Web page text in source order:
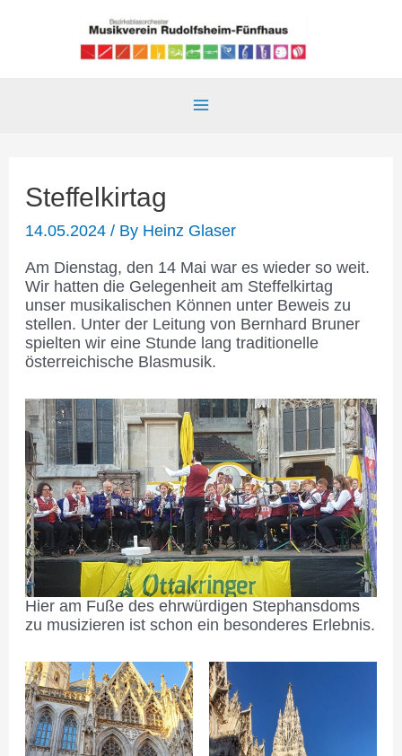
Steffelkirtag
14.05.2024/ By Heinz Glaser
Am Dienstag, den 14 Mai war es wieder so weit.
Wir hatten die Gelegenheit am Steffelkirtag
unser musikalischen Können unter Beweis zu
stellen. Unter der Leitung von Bernhard Bruner
spielten wir eine Stunde lang traditionelle
österreichische Blasmusik.
Hier am Fuße des ehrwürdigen Stephansdoms
zu musizieren ist schon ein besonderes Erlebnis.